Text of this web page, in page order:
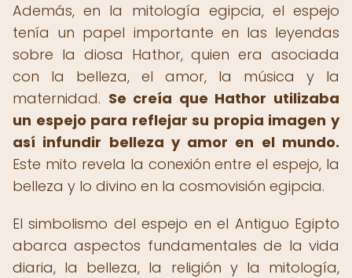
Además, en la mitología egipcia, el espejo
tenía un papel importante en las leyendas
sobre la diosa Hathor, quien era asociada
con la belleza, el amor, la música y la
maternidad. Se creía que Hathor utilizaba
un espejo para reflejar su propia imagen y
así infundir belleza y amor en el mundo.
Este mito revela la conexión entre el espejo, la
belleza y lo divino en la cosmovisión egipcia.
El simbolismo del espejo en el Antiguo Egipto
abarca aspectos fundamentales de la vida
diaria, la belleza, la religión y la mitología,